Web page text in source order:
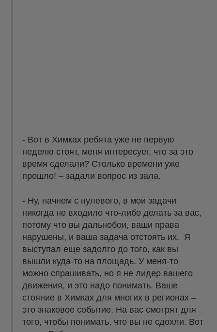
- Вот в Химках ребята уже не первую
неделю стоят, меня интересует, что за это
время сделали? Столько времени уже
прошло! – задали вопрос из зала.
- Ну, начнем с нулевого, в мои задачи
никогда не входило что-либо делать за вас,
потому что вы дальнобои, ваши права
нарушены, и ваша задача отстоять их. Я
выступал еще задолго до того, как вы
вышли куда-то на площадь. У меня-то
можно спрашивать, но я не лидер вашего
движения, и это надо понимать. Ваше
стояние в Химках для многих в регионах –
это знаковое событие. На вас смотрят для
того, чтобы понимать, что вы не сдохли. Вот